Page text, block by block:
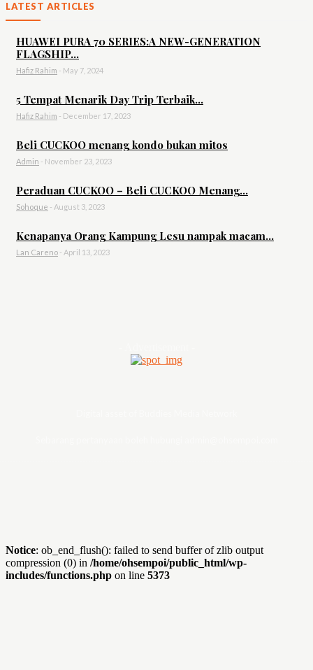
LATEST ARTICLES
HUAWEI PURA 70 SERIES:A NEW-GENERATION
FLAGSHIP...
Hafiz Rahim - May 7, 2024
5 Tempat Menarik Day Trip Terbaik...
Hafiz Rahim - December 17, 2023
Beli CUCKOO menang kondo bukan mitos
Admin - November 23, 2023
Peraduan CUCKOO – Beli CUCKOO Menang...
Sohoque - August 3, 2023
Kenapanya Orang Kampung Lesu nampak macam...
Lan Careno - April 13, 2023
Notice: ob_end_flush(): failed to send buffer of zlib output
compression (0) in /home/ohsempoi/public_html/wp-
includes/functions.php on line 5373